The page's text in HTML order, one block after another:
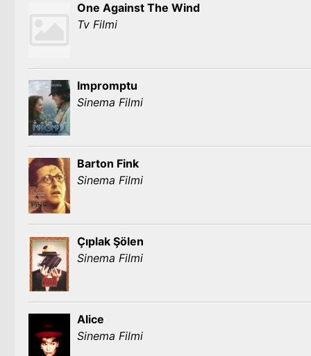
One Against The Wind
Tv Filmi
Impromptu
Sinema Filmi
Barton Fink
Sinema Filmi
Çıplak Şölen
Sinema Filmi
Alice
Sinema Filmi